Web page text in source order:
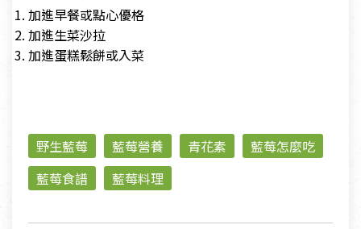
加進早餐或點心優格
加進生菜沙拉
加進蛋糕鬆餅或入菜
野生藍莓 藍莓營養 青花素
藍莓怎麼吃
藍莓食譜
藍莓料理